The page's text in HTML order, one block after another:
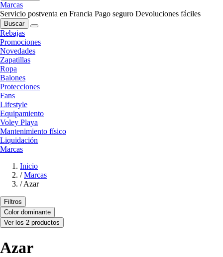
Marcas
Servicio postventa en Francia Pago seguro Devoluciones fáciles
Buscar
Rebajas
Promociones
Novedades
Zapatillas
Ropa
Balones
Protecciones
Fans
Lifestyle
Equipamiento
Voley Playa
Mantenimiento físico
Liquidación
Marcas
Inicio
/ Marcas
/Azar
Filtros
Color dominante
Ver los 2 productos
Azar